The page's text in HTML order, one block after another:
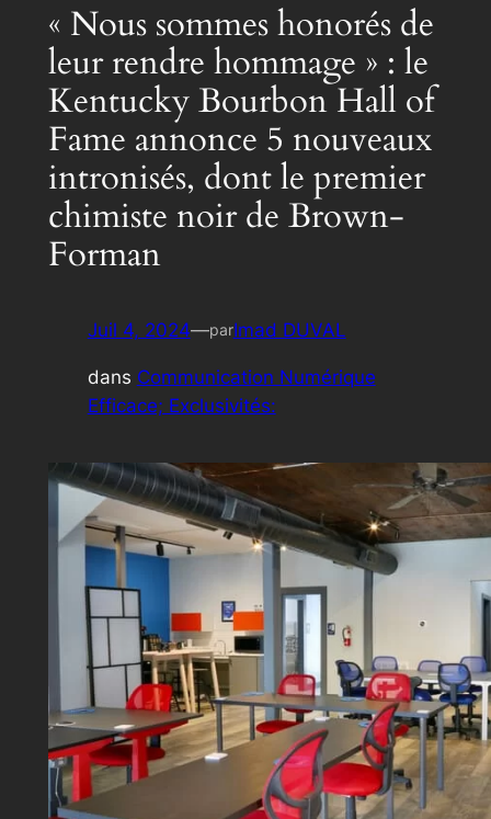
« Nous sommes honorés de
leur rendre hommage » : le
Kentucky Bourbon Hall of
Fame annonce 5 nouveaux
intronisés, dont le premier
chimiste noir de Brown-
Forman
Juil 4, 2024—parImad DUVAL
dans Communication Numérique
Efficace; Exclusivités: